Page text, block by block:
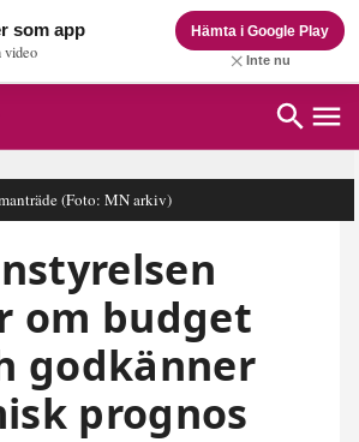
som app
video
Hämta i Google Play
Inte nu
(Foto: MN arkiv)
om budget
godkänner
prognos